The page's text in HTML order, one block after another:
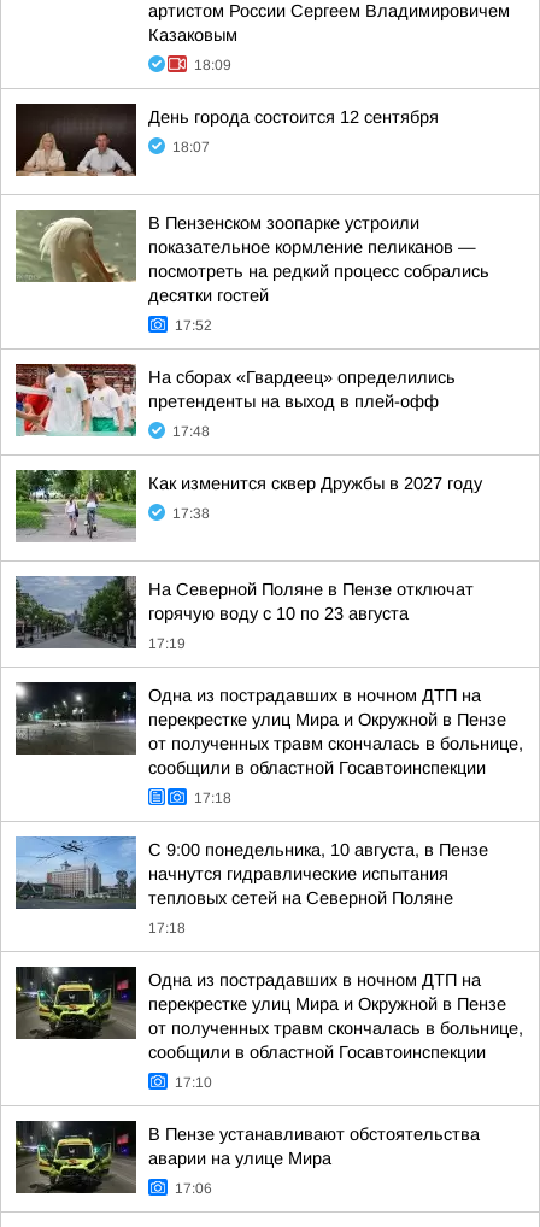
артистом России Сергеем Владимировичем
Казаковым
18:09
День города состоится 12 сентября
18:07
В Пензенском зоопарке устроили
показательное кормление пеликанов —
посмотреть на редкий процесс собрались
десятки гостей
17:52
На сборах «Гвардеец» определились
претенденты на выход в плей-офф
17:48
Как изменится сквер Дружбы в 2027 году
17:38
На Северной Поляне в Пензе отключат
горячую воду с 10 по 23 августа
17:19
Одна из пострадавших в ночном ДТП на
перекрестке улиц Мира и Окружной в Пензе
от полученных травм скончалась в больнице,
сообщили в областной Госавтоинспекции
17:18
С 9:00 понедельника, 10 августа, в Пензе
начнутся гидравлические испытания
тепловых сетей на Северной Поляне
17:18
Одна из пострадавших в ночном ДТП на
перекрестке улиц Мира и Окружной в Пензе
от полученных травм скончалась в больнице,
сообщили в областной Госавтоинспекции
17:10
В Пензе устанавливают обстоятельства
аварии на улице Мира
17:06